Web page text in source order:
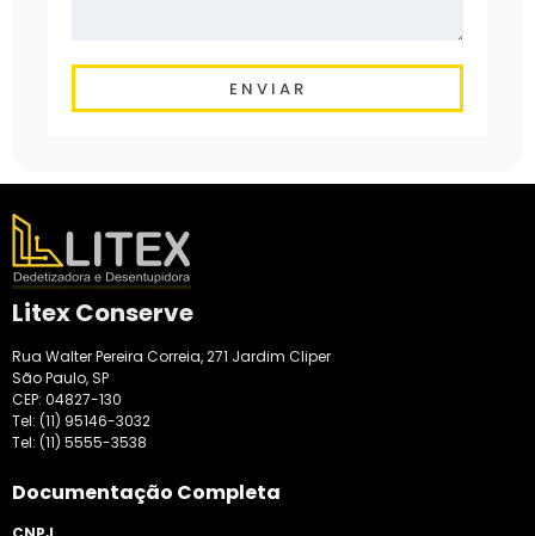
ENVIAR
Litex Conserve
Rua Walter Pereira Correia, 271 Jardim Cliper
São Paulo, SP
CEP: 04827-130
Tel: (11) 95146-3032
Tel: (11) 5555-3538
Documentação Completa